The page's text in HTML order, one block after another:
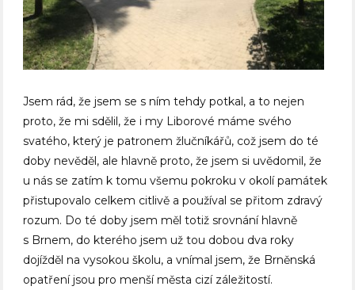
Jsem rád, že jsem se s ním tehdy potkal, a to nejen
proto, že mi sdělil, že i my Liborové máme svého
svatého, který je patronem žlučníkářů, což jsem do té
doby nevěděl, ale hlavně proto, že jsem si uvědomil, že
u nás se zatím k tomu všemu pokroku v okolí památek
přistupovalo celkem citlivě a používal se přitom zdravý
rozum. Do té doby jsem měl totiž srovnání hlavně
s Brnem, do kterého jsem už tou dobou dva roky
dojížděl na vysokou školu, a vnímal jsem, že Brněnská
opatření jsou pro menší města cizí záležitostí.